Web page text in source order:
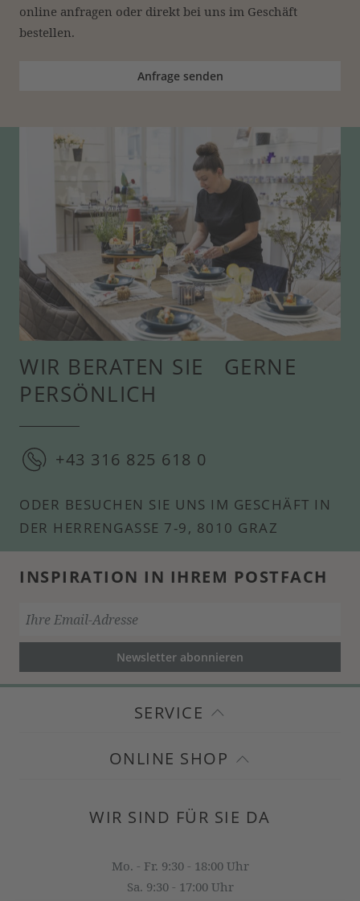
online anfragen oder direkt bei uns im Geschäft
bestellen.
Anfrage senden
WIR BERATEN SIE GERNE
PERSÖNLICH
+43 316 825 618 0
ODER BESUCHEN SIE UNS IM GESCHÄFT IN
DER HERRENGASSE 7-9, 8010 GRAZ
INSPIRATION IN IHREM POSTFACH
Newsletter abonnieren
SERVICE
ONLINE SHOP
WIR SIND FÜR SIE DA
Mo. - Fr. 9:30 - 18:00 Uhr
Sa. 9:30 - 17:00 Uhr